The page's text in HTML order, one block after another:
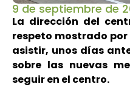
9 de septiembre de
La dirección del
respeto mostrado
asistir, unos días
sobre las nuevas
seguir en el centro.